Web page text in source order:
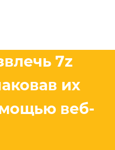
7z
их
веб-